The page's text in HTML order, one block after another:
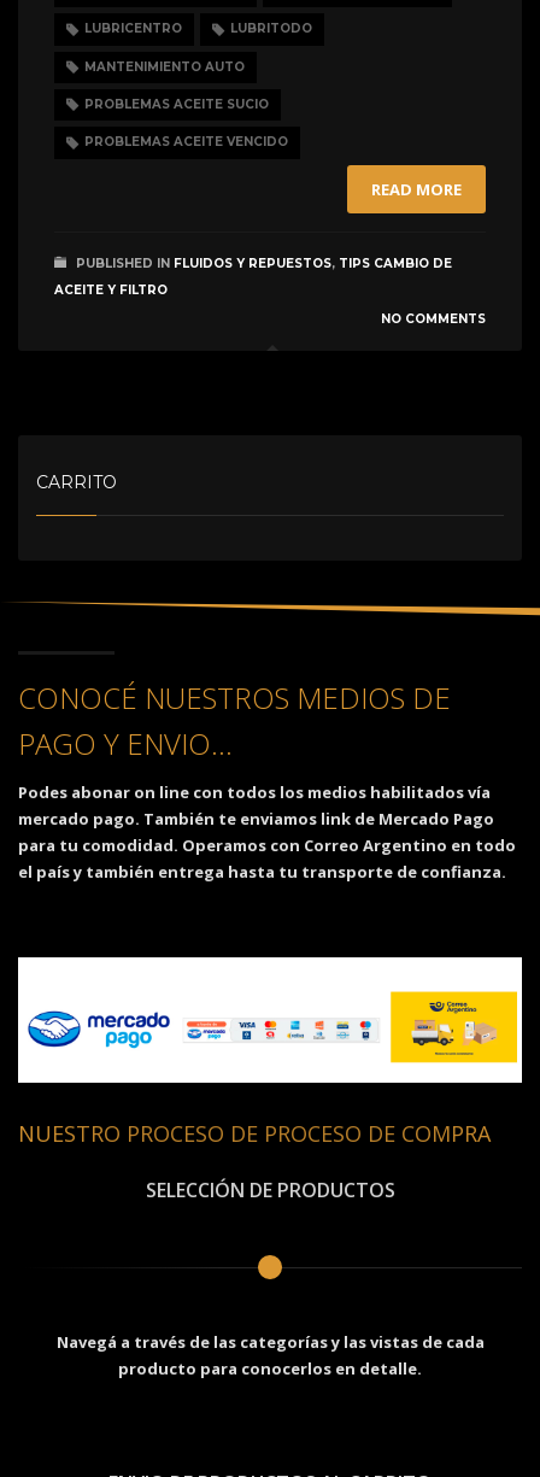
LUBRICENTRO LUBRITODO
MANTENIMIENTO AUTO
PROBLEMAS ACEITE SUCIO
PROBLEMAS ACEITE VENCIDO
READ MORE
PUBLISHED IN FLUIDOS Y REPUESTOS, TIPS CAMBIO DE
ACEITE Y FILTRO
NO COMMENTS
CARRITO
CONOCÉ NUESTROS MEDIOS DE
PAGO Y ENVIO...
Podes abonar on line con todos los medios habilitados vía
mercado pago. También te enviamos link de Mercado Pago
para tu comodidad. Operamos con Correo Argentino en todo
el país y también entrega hasta tu transporte de confianza.
NUESTRO PROCESO DE PROCESO DE COMPRA
SELECCIÓN DE PRODUCTOS
Navegá a través de las categorías y las vistas de cada
producto para conocerlos en detalle.